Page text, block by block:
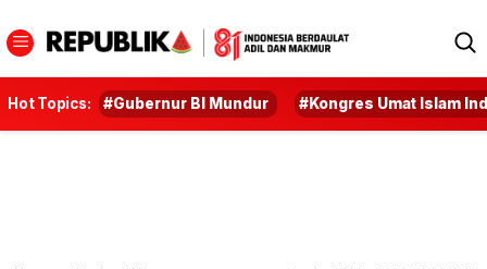
Hot Topics: #Gubernur BI Mundur #Kongres Umat Islam